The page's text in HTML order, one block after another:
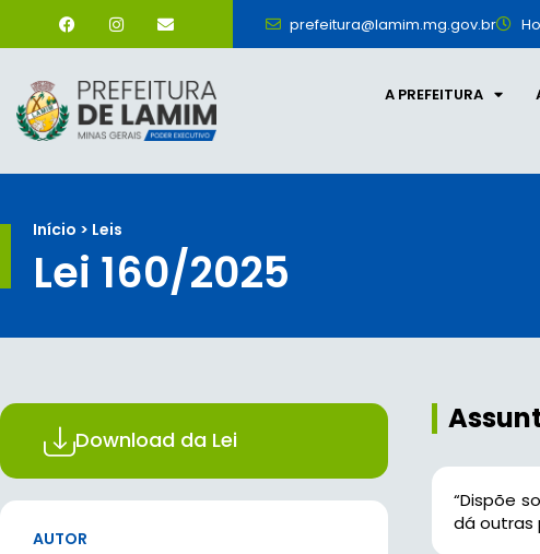
prefeitura@lamim.mg.gov.br
A PREFEITURA
Início > Leis
Lei 160/2025
Download da Lei
AUTOR
“Dispõe
dá outras